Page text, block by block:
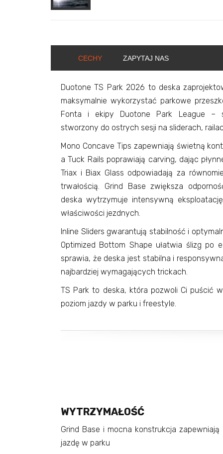
CECHY ZAPYTAJ NAS
Duotone TS Park 2026 to deska
maksymalnie wykorzystać parkowe
Fonta i ekipy Duotone Park League –
stworzony do ostrych sesji na sliderach,
Mono Concave Tips zapewniają świetną
a Tuck Rails poprawiają carving, dając
Triax i Biax Glass odpowiadają za
trwałością. Grind Base zwiększa
deska wytrzymuje intensywną
właściwości jezdnych.
Inline Sliders gwarantują stabilność i
Optimized Bottom Shape ułatwia ślizg po
sprawia, że deska jest stabilna i
najbardziej wymagających trickach.
TS Park to deska, która pozwoli Ci puścić
poziom jazdy w parku i freestyle.
WYTRZYMAŁOŚĆ
Grind Base i mocna konstrukcja
jazdę w parku